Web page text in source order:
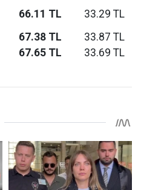
66.11 TL
33.29 TL
67.38 TL
33.87 TL
67.65 TL 33.69 TL